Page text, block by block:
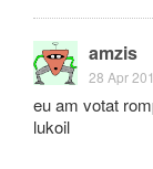
amzis
28 Apr
eu am votat
lukoil